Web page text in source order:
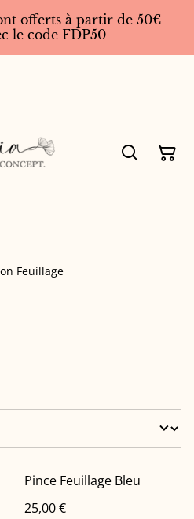
offerts à partir de 50€
le code FDP50
Feuillage
Pince Feuillage Bleu
25,00 €